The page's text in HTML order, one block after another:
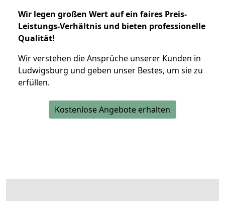
Wir legen großen Wert auf ein faires Preis-
Leistungs-Verhältnis und bieten professionelle
Qualität!
Wir verstehen die Ansprüche unserer Kunden in
Ludwigsburg und geben unser Bestes, um sie zu
erfüllen.
Kostenlose Angebote erhalten